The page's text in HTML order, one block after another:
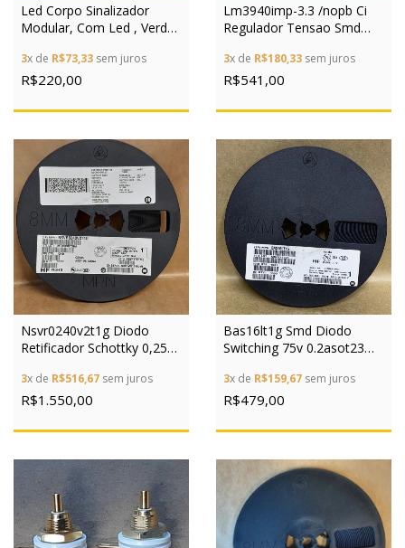
Led Corpo Sinalizador
Modular, Com Led , Verde,
3x de R$73,33 sem juros
R$220,00
Lm3940imp-3.3 /nopb Ci
Regulador Tensao Smd
3x de R$180,33 sem juros
R$541,00
Nsvr0240v2t1g Diodo
Retificador Schottky 0,25a
3x de R$516,67 sem juros
R$1.550,00
Bas16lt1g Smd Diodo
Switching 75v 0.2asot23
3x de R$159,67 sem juros
R$479,00